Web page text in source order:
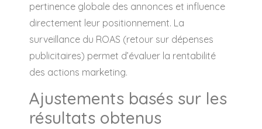
pertinence globale des annonces et influence
directement leur positionnement. La
surveillance du ROAS (retour sur dépenses
publicitaires) permet d’évaluer la rentabilité
des actions marketing.
Ajustements basés sur les
résultats obtenus